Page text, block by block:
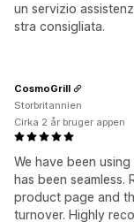
un servizio
stra consigliata.
We have been
has been
product page and
turnover. Highly
CosmoGrill
Storbritannien
Cirka 2 år bruger appen